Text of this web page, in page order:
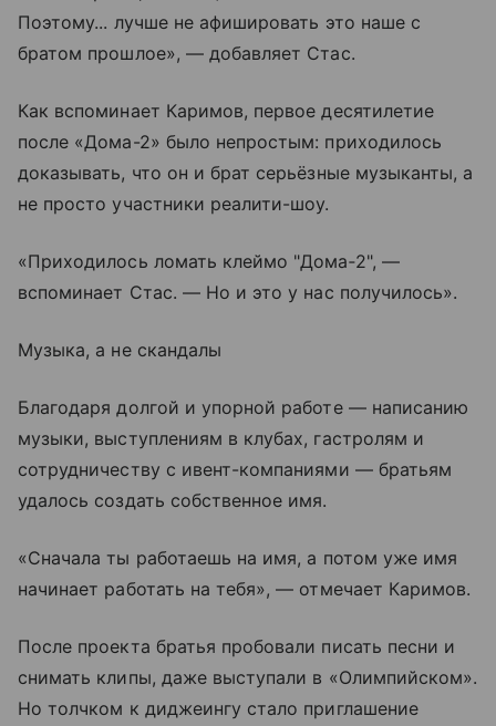
Поэтому... лучше не афишировать это наше с
братом прошлое», — добавляет Стас.
Как вспоминает Каримов, первое десятилетие
после «Дома-2» было непростым: приходилось
доказывать, что он и брат серьёзные музыканты, а
не просто участники реалити-шоу.
«Приходилось ломать клеймо "Дома‑2", —
вспоминает Стас. — Но и это у нас получилось».
Музыка, а не скандалы
Благодаря долгой и упорной работе — написанию
музыки, выступлениям в клубах, гастролям и
сотрудничеству с ивент-компаниями — братьям
удалось создать собственное имя.
«Сначала ты работаешь на имя, а потом уже имя
начинает работать на тебя», — отмечает Каримов.
После проекта братья пробовали писать песни и
снимать клипы, даже выступали в «Олимпийском».
Но толчком к диджеингу стало приглашение